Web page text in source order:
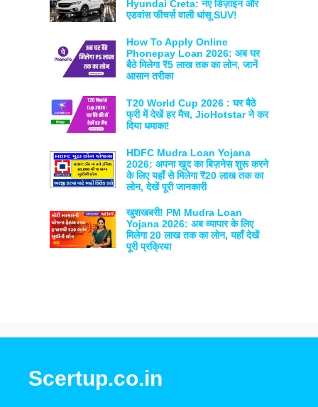
Hyundai Creta: नए डिज़ाइन और
एडवांस फीचर्स वाली धांसू SUV!
How To Apply Online
Phonepay Loan 2026: अब घर
बैठे मिलेगा ₹5 लाख तक का लोन, जानें
आसान तरीका
T20 World Cup 2026 : घर बैठे
फ्री में देखें हर मैच, JioHotstar ने कर
दिया धमाका!
HDFC Mudra Loan Yojana
2026: अपना खुद का बिज़नेस शुरू करने
के लिए यहाँ से मिलेगा ₹20 लाख तक का
लोन, देखें पूरी जानकारी
खुशखबरी! PM Mudra Loan
Yojana 2026: अब व्यापार के लिए
मिलेगा 20 लाख तक का लोन, यहाँ देखें
पूरी प्रक्रिया
Scertup.co.in